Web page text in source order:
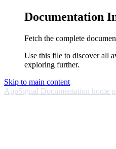
Documentation
Fetch the complete
Use this file to discover all
exploring further.
Skip to main content
AppSignal Documentation home